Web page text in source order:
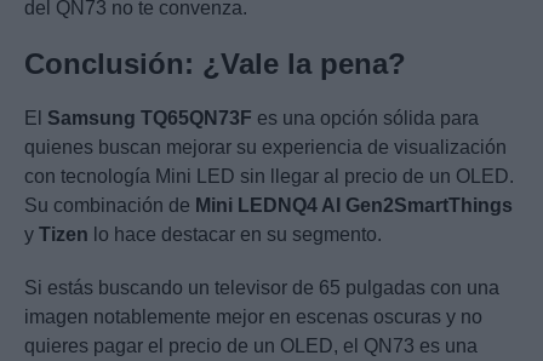
del QN73 no te convenza.
Conclusión: ¿Vale la pena?
El Samsung TQ65QN73F es una opción sólida para
quienes buscan mejorar su experiencia de visualización
con tecnología Mini LED sin llegar al precio de un OLED.
Su combinación de Mini LED NQ4 AI Gen2SmartThings
y Tizen lo hace destacar en su segmento.
Si estás buscando un televisor de 65 pulgadas con una
imagen notablemente mejor en escenas oscuras y no
quieres pagar el precio de un OLED, el QN73 es una